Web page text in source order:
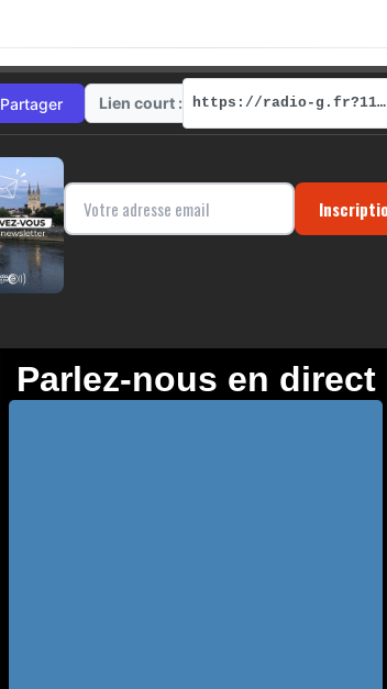
Partager Lien court : https://radio-g.fr?11454